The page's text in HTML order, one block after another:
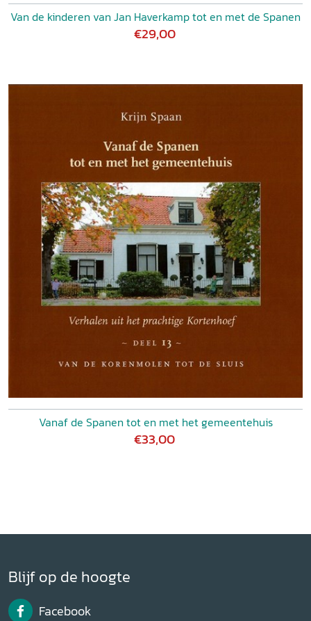
Van de kinderen van Jan Haverkamp tot en met de Spanen
€29,00
Vanaf de Spanen tot en met het gemeentehuis
€33,00
Blijf op de hoogte
Facebook